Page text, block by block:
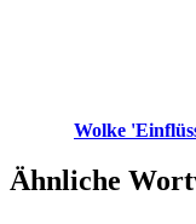
Wolke
Ähnliche